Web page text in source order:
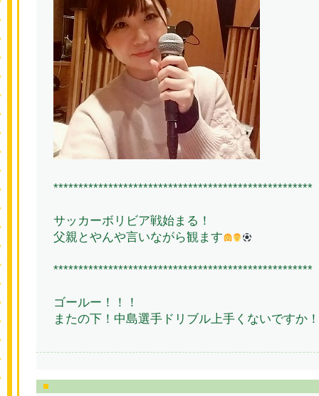
****************************************************
サッカーボリビア戦始まる！
父親とやんや言いながら観ます
****************************************************
ゴールー！！！
またの下！中島選手ドリブル上手くないですか